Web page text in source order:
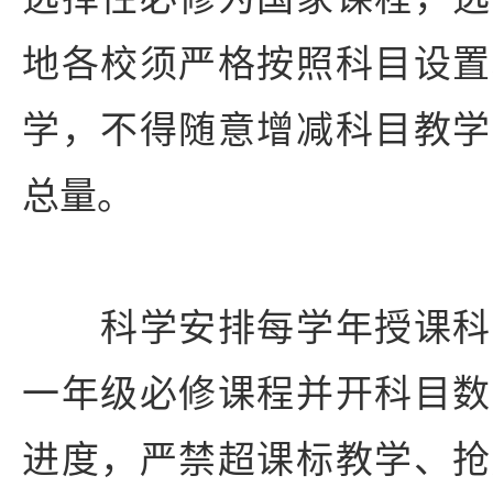
地各校须严格按照科目设
学，不得随意增减科目教
总量。
科学安排每学年授课科
一年级必修课程并开科目
进度，严禁超课标教学、